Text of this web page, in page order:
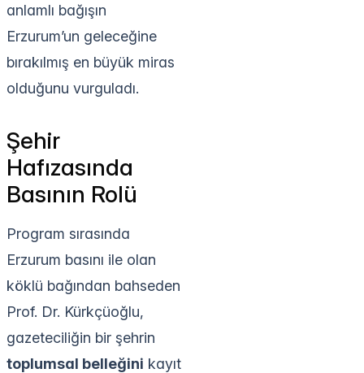
anlamlı bağışın
Erzurum’un geleceğine
bırakılmış en büyük miras
olduğunu vurguladı.
Şehir
Hafızasında
Basının Rolü
Program sırasında
Erzurum basını ile olan
köklü bağından bahseden
Prof. Dr. Kürkçüoğlu,
gazeteciliğin bir şehrin
toplumsal belleğini kayıt